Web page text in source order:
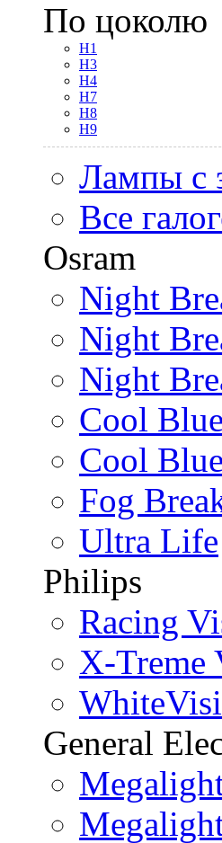
По цоколю
H1
H3
H4
H7
H8
H9
Лампы с
Все
Osram
Night
Night
Night
Cool
Cool
Fog
Ultra Life
Philips
Racing
X-Treme
General